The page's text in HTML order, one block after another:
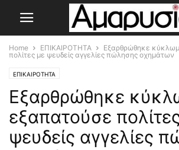
Home ΕΠΙΚΑΙΡΟΤΗΤΑ
Εξαρθρώθηκε
πολίτες με ψευδείς αγγελίες πώλησης οχημάτων
ΕΠΙΚΑΙΡΟΤΗΤΑ
Εξαρθρώθηκε
εξαπατούσε
ψευδείς αγγελίες